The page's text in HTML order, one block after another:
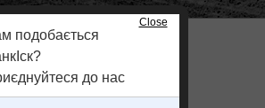
Close
подобається
до нас